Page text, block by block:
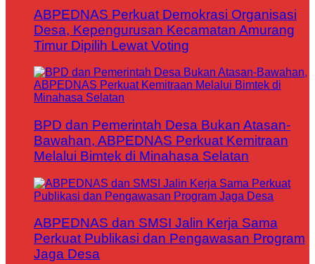
ABPEDNAS Perkuat Demokrasi Organisasi
Desa, Kepengurusan Kecamatan Amurang
Timur Dipilih Lewat Voting
BPD dan Pemerintah Desa Bukan Atasan-
Bawahan, ABPEDNAS Perkuat Kemitraan
Melalui Bimtek di Minahasa Selatan
ABPEDNAS dan SMSI Jalin Kerja Sama
Perkuat Publikasi dan Pengawasan Program
Jaga Desa